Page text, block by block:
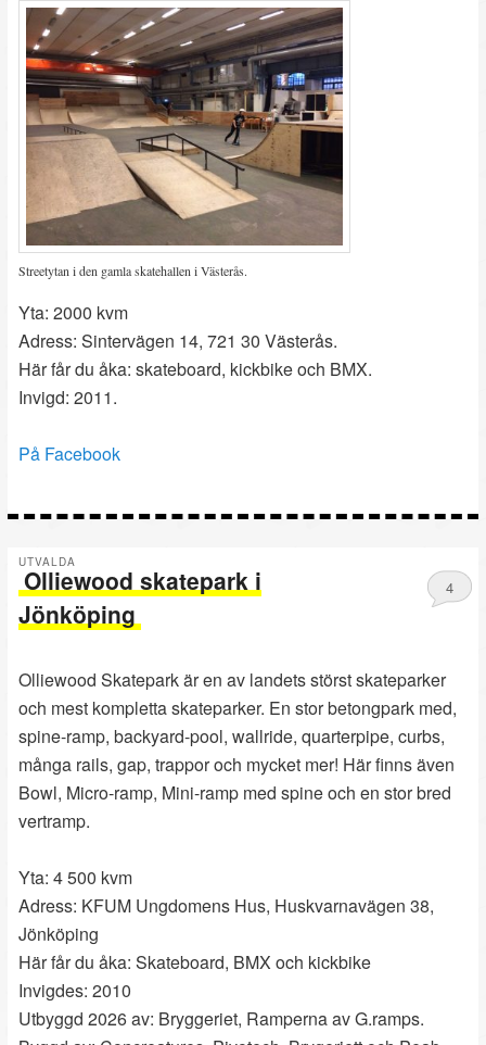
Streetytan i den gamla skatehallen i Västerås.
Yta: 2000 kvm
Adress: Sintervägen 14, 721 30 Västerås.
Här får du åka: skateboard, kickbike och BMX.
Invigd: 2011.
På Facebook
Olliewood skatepark i
Jönköping
UTVALDA
4
Olliewood Skatepark är en av landets störst skateparker
och mest kompletta skateparker. En stor betongpark med,
spine-ramp, backyard-pool, wallride, quarterpipe, curbs,
många rails, gap, trappor och mycket mer! Här finns även
Bowl, Micro-ramp, Mini-ramp med spine och en stor bred
vertramp.
Yta: 4 500 kvm
Adress: KFUM Ungdomens Hus, Huskvarnavägen 38,
Jönköping
Här får du åka: Skateboard, BMX och kickbike
Invigdes: 2010
Utbyggd 2026 av: Bryggeriet, Ramperna av G.ramps.